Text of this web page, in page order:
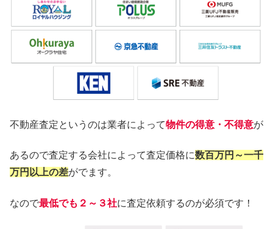
不動産査定というのは業者によって物件の得意・不得意が
あるので査定する会社によって査定価格に数百万円～一千
万円以上の差がでます。
なので最低でも２～３社に査定依頼するのが必須です！